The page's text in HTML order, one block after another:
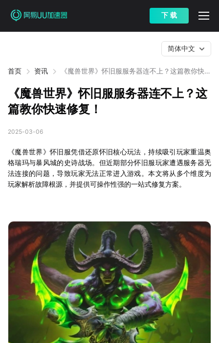
下 载
首页 资讯
《魔兽世界》怀旧服服务器连不上？这篇教你快速
简体中文
《魔兽世界》怀旧服服务器连不上？这
篇教你快速修复！
2025-03-06
《魔兽世界》怀旧服凭借还原怀旧核心玩法，持续吸引玩家重温奥
格瑞玛与暴风城的史诗战场。但近期部分怀旧服玩家遭遇服务器无
法连接的问题，导致玩家无法正常进入游戏。本文将从多个维度为
玩家解析故障根源，并提供可操作性强的一站式修复方案。